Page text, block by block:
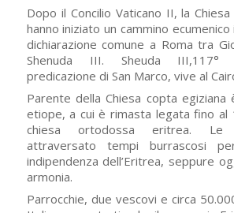
Dopo il Concilio Vaticano II, la
hanno iniziato un cammino
dichiarazione comune a Roma tra
Shenuda III. Sheuda III,117°
predicazione di San Marco, vive al
Parente della Chiesa copta egiziana
etiope, a cui è rimasta legata fino al
chiesa ortodossa eritrea. Le
attraversato tempi burrascosi
indipendenza dell’Eritrea, seppure
armonia.
Parrocchie, due vescovi e circa